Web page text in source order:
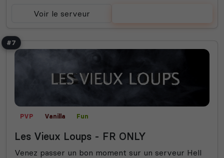
Voir le serveur
#7
PVP Vanilla Fun
Les Vieux Loups - FR ONLY
Venez passer un bon moment sur un serveur Hell